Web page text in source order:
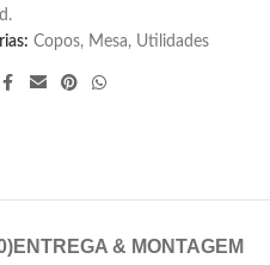
Copos, Mesa, Utilidades
ENTREGA & MONTAGEM